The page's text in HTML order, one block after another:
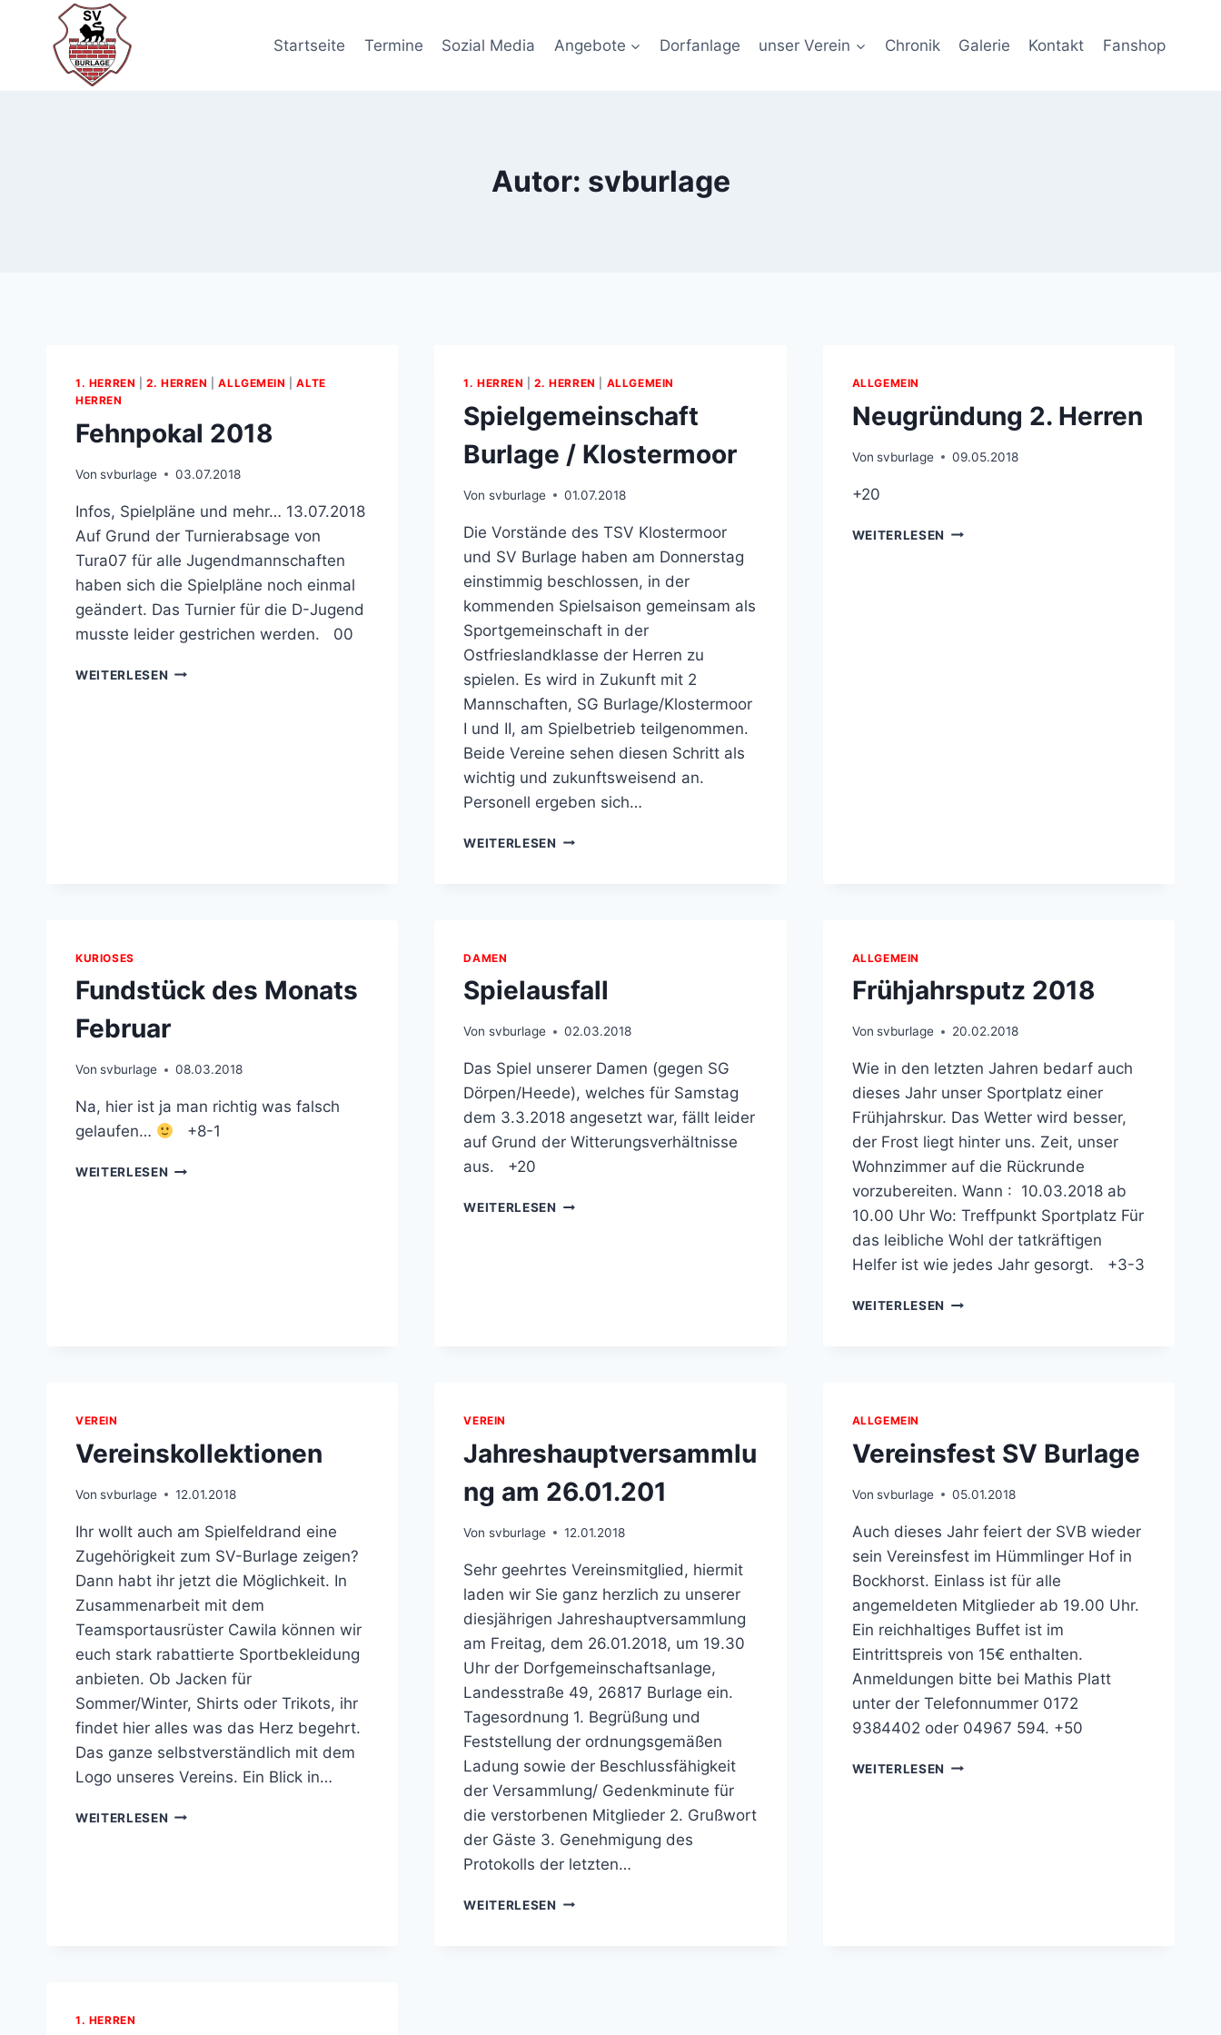
springen
Startseite Termine Sozial Media Angebote Dorfanlage unser Verein Chronik Galerie Kontakt Fanshop
Autor: svburlage
1. HERREN |2. HERREN |ALLGEMEIN |ALTE
HERREN
Fehnpokal 2018
Von svburlage 03.07.2018
Infos, Spielpläne und mehr… 13.07.2018
Auf Grund der Turnierabsage von
Tura07 für alle Jugendmannschaften
haben sich die Spielpläne noch einmal
geändert. Das Turnier für die D-Jugend
musste leider gestrichen werden. 00
WEITERLESEN FEHNPOKAL
1. HERREN |2. HERREN ALLGEMEIN
Spielgemeinschaft
Burlage / Klostermoor
Von svburlage 01.07.2018
Die Vorstände des TSV Klostermoor
und SV Burlage haben am Donnerstag
einstimmig beschlossen, in der
kommenden Spielsaison gemeinsam als
Sportgemeinschaft in der
Ostfrieslandklasse der Herren zu
spielen. Es wird in Zukunft mit 2
Mannschaften, SG Burlage/Klostermoor
I und II, am Spielbetrieb teilgenommen.
Beide Vereine sehen diesen Schritt als
wichtig und zukunftsweisend an.
Personell ergeben sich…
WEITERLESEN SPIELGEMEINSCHAFT
ALLGEMEIN
Neugründung 2. Herren
Von svburlage 09.05.2018
+20
WEITERLESEN NEUGRÜNDUNG
KURIOSES
Fundstück des Monats
Februar
Von svburlage 08.03.2018
Na, hier ist ja man richtig was falsch
gelaufen…
+8-1
WEITERLESEN FUNDSTÜCK
DAMEN
Spielausfall
Von svburlage 02.03.2018
Das Spiel unserer Damen (gegen SG
Dörpen/​Heede), welches für Samstag
dem 3.3.2018 angesetzt war, fällt leider
auf Grund der Witterungsverhältnisse
aus. +20
WEITERLESEN SPIELAUSFALL
ALLGEMEIN
Frühjahrsputz 2018
Von svburlage 20.02.2018
Wie in den letzten Jahren bedarf auch
dieses Jahr unser Sportplatz einer
Frühjahrskur. Das Wetter wird besser,
der Frost liegt hinter uns. Zeit, unser
Wohnzimmer auf die Rückrunde
vorzubereiten. Wann : 10.03.2018 ab
10.00 Uhr Wo: Treffpunkt Sportplatz Für
das leibliche Wohl der tatkräftigen
Helfer ist wie jedes Jahr gesorgt. +3-3
WEITERLESEN FRÜHJAHRSPUTZ
VEREIN
Vereinskollektionen
Von svburlage 12.01.2018
Ihr wollt auch am Spielfeldrand eine
Zugehörigkeit zum SV-Burlage zeigen?
Dann habt ihr jetzt die Möglichkeit. In
Zusammenarbeit mit dem
Teamsportausrüster Cawila können wir
euch stark rabattierte Sportbekleidung
anbieten. Ob Jacken für
Sommer/Winter, Shirts oder Trikots, ihr
findet hier alles was das Herz begehrt.
Das ganze selbstverständlich mit dem
Logo unseres Vereins. Ein Blick in…
WEITERLESEN VEREINSKOLLEKTIONEN
VEREIN
Jahreshauptversammlu
ng am 26.01.201
Von svburlage 12.01.2018
Sehr geehrtes Vereinsmitglied, hiermit
laden wir Sie ganz herzlich zu unserer
diesjährigen Jahreshauptversammlung
am Freitag, dem 26.01.2018, um 19.30
Uhr der Dorfgemeinschaftsanlage,
Landesstraße 49, 26817 Burlage ein.
Tagesordnung 1. Begrüßung und
Feststellung der ordnungsgemäßen
Ladung sowie der Beschlussfähigkeit
der Versammlung/ Gedenkminute für
die verstorbenen Mitglieder 2. Grußwort
der Gäste 3. Genehmigung des
Protokolls der letzten…
WEITERLESEN JAHRESHAUPTVERSAMMLUNG
ALLGEMEIN
Vereinsfest SV Burlage
Von svburlage 05.01.2018
Auch dieses Jahr feiert der SVB wieder
sein Vereinsfest im Hümmlinger Hof in
Bockhorst. Einlass ist für alle
angemeldeten Mitglieder ab 19.00 Uhr.
Ein reichhaltiges Buffet ist im
Eintrittspreis von 15€ enthalten.
Anmeldungen bitte bei Mathis Platt
unter der Telefonnummer 0172
9384402 oder 04967 594. +50
WEITERLESEN VEREINSFEST
1. HERREN